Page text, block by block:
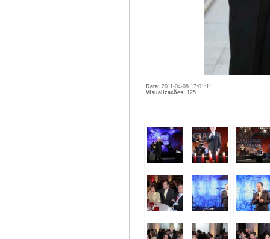
Data: 2011-04-08 17:01:11
Visualizações: 125